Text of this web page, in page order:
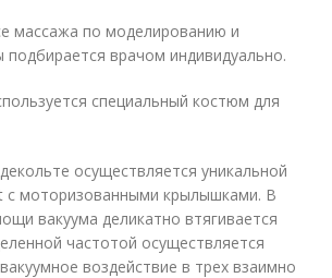
массажа по моделированию и
подбирается врачом индивидуально.
специальный костюм для
осуществляется уникальной
с моторизованными крылышками. В
вакуума деликатно втягивается
частотой осуществляется
воздействие в трех взаимно